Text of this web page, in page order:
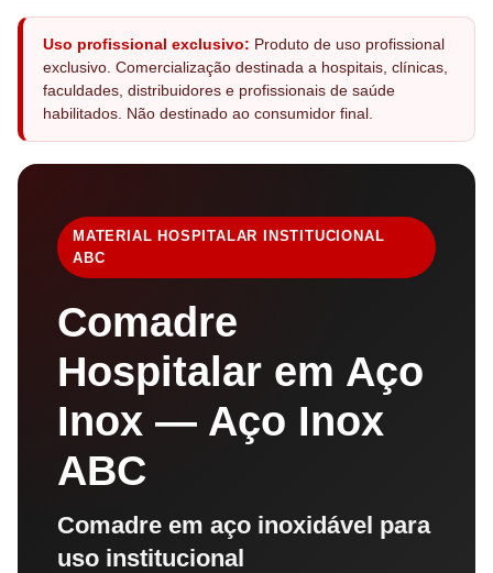
Uso profissional exclusivo: Produto de uso profissional
exclusivo. Comercialização destinada a hospitais, clínicas,
faculdades, distribuidores e profissionais de saúde
habilitados. Não destinado ao consumidor final.
MATERIAL HOSPITALAR INSTITUCIONAL
ABC
Comadre
Hospitalar em Aço
Inox — Aço Inox
ABC
Comadre em aço inoxidável para
uso institucional